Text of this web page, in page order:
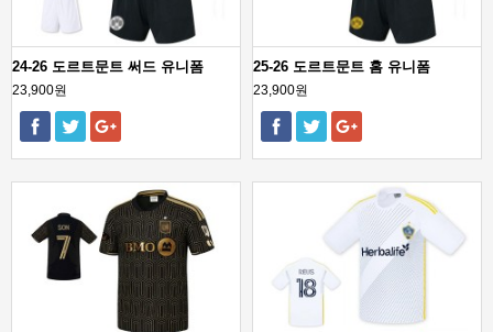
24-26 도르트문트 써드 유니폼
23,900원
25-26 도르트문트 홈 유니폼
23,900원